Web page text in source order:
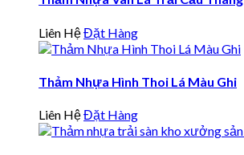
Liên HệĐặt Hàng
Thảm Nhựa Hình Thoi Lá Màu Ghi
Liên HệĐặt Hàng